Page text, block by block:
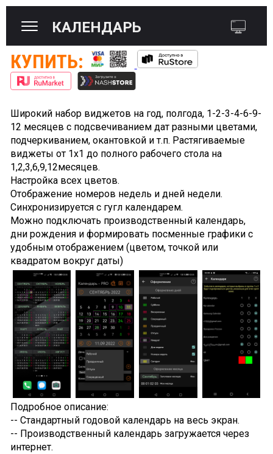
КАЛЕНДАРЬ
КУПИТЬ:
Широкий набор виджетов на год, полгода, 1-2-3-4-6-9-
12 месяцев с подсвечиванием дат разными цветами,
подчеркиванием, окантовкой и т.п. Растягиваемые
виджеты от 1х1 до полного рабочего стола на
1,2,3,6,9,12месяцев.
Настройка всех цветов.
Отображение номеров недель и дней недели.
Cинхронизируется с гугл календарем.
Можно подключать производственный календарь,
дни рождения и формировать посменные графики с
удобным отображением (цветом, точкой или
квадратом вокруг даты)
Подробное описание:
-- Стандартный годовой календарь на весь экран.
-- Производственный календарь загружается через
интернет.